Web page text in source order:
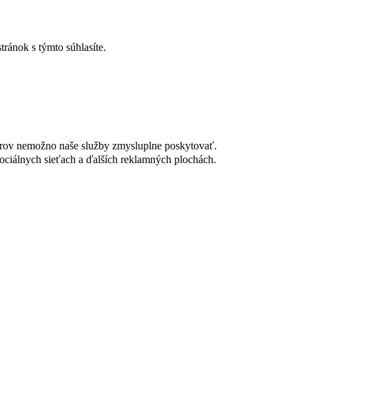
s týmto súhlasíte.
nemožno naše služby zmysluplne poskytovať.
sieťach a ďalších reklamných plochách.